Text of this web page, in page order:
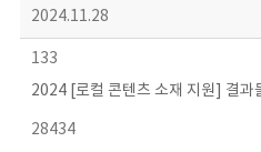
2024.11.28
133
2024 [로컬 콘텐츠 소재 지원] 결과
28434